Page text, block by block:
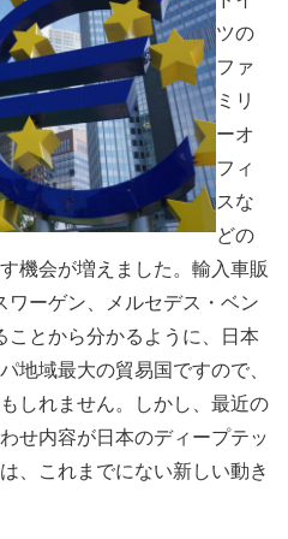
ツの
ファ
ミリ
ーオ
フィ
スな
どの
機会が増えました。輸入車販
ーゲン、メルセデス・ベン
とから分かるように、日本
地域最大の貿易国ですので、
しれません。しかし、最近の
せ内容が日本のディープテッ
、これまでにない新しい動き